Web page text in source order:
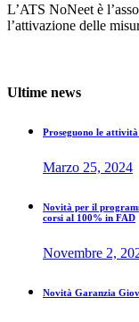
L’ATS NoNeet è
l’attivazione delle
Ultime news
Proseguono le
Marzo 25, 2024
Novità per il
corsi al 100% in FAD
Novembre 2,
Novità Garanzia